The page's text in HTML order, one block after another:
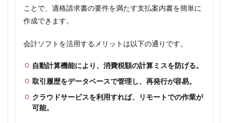
ことで、適格請求書の要件を満たす支払案内書を簡単に
作成できます。
会計ソフトを活用するメリットは以下の通りです。
自動計算機能により、消費税額の計算ミスを防げる。
取引履歴をデータベースで管理し、再発行が容易。
クラウドサービスを利用すれば、リモートでの作業が
可能。